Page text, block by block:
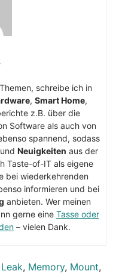
schreibe ich in
, Smart Home,
z.B. über die
Software als auch von
spannend, sodass
Neuigkeiten aus der
Taste-of-IT als eigene
bei wiederkehrenden
informieren und bei
anbieten. Wer meinen
gerne eine Tasse oder
– vielen Dank.
Leak, Memory, Mount,